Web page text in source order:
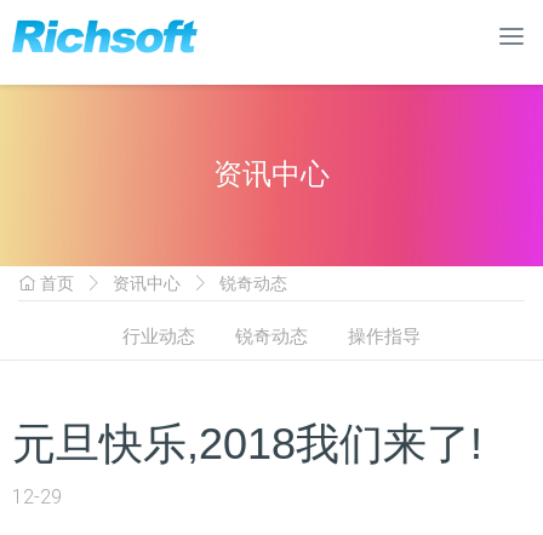
资讯中心
首页 资讯中心 锐奇动态
行业动态 锐奇动态 操作指导
元旦快乐,2018我们来了!
12-29